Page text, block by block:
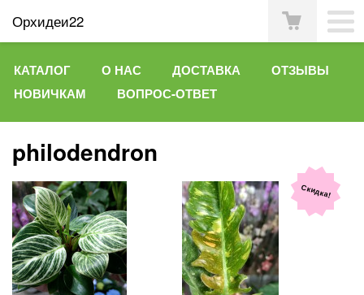
Орхидеи22
КАТАЛОГ О НАС ДОСТАВКА
ОТЗЫВЫ
НОВИЧКАМ
ВОПРОС-ОТВЕТ
philodendron
Скидка!